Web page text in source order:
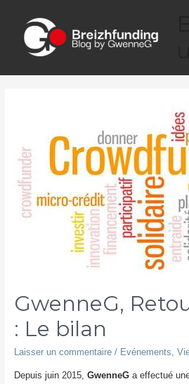
contenu
GwenneG,
: Le bilan
Laisser un commentaire / Evénements,
Depuis juin 2015, GwenneGa effectué